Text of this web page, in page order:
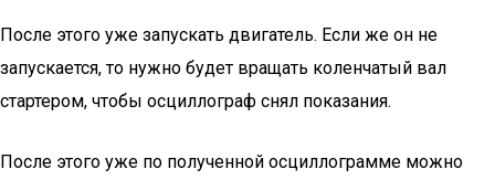
После этого уже запускать двигатель. Если же он не
запускается, то нужно будет вращать коленчатый вал
стартером, чтобы осциллограф снял показания.
После этого уже по полученной осциллограмме можно